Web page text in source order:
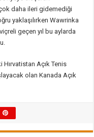
daha ileri gidemediği
yaklaşılırken Wawrinka
geçen yıl bu aylarda
Hırvatistan Açık Tenis
olan Kanada Açık